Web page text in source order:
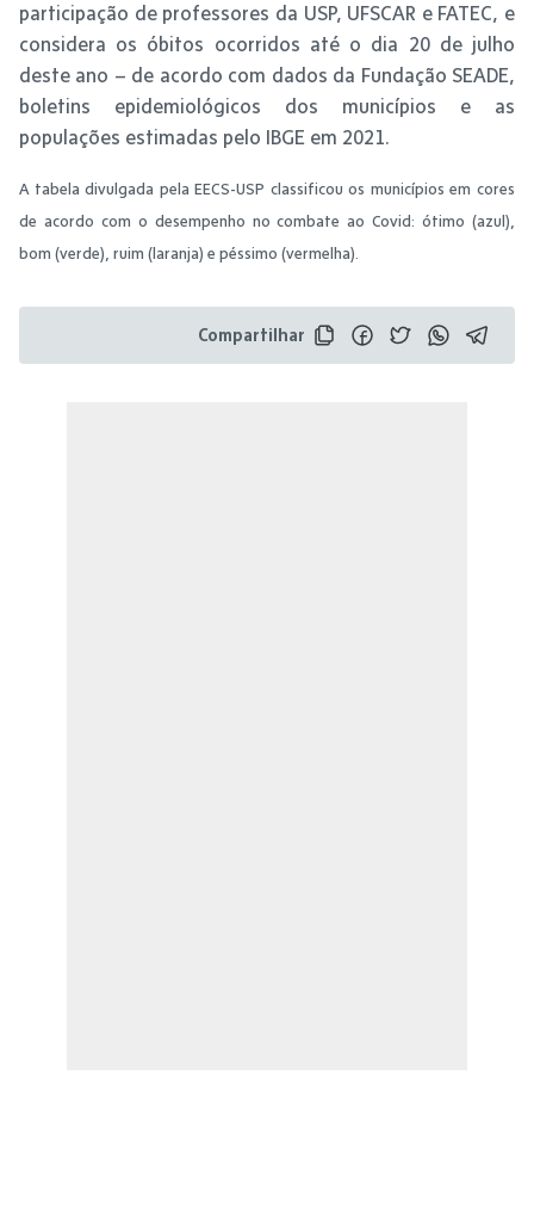
participação de professores da USP, UFSCAR e FATEC, e
considera os óbitos ocorridos até o dia 20 de julho
deste ano – de acordo com dados da Fundação SEADE,
boletins epidemiológicos dos municípios e as
populações estimadas pelo IBGE em 2021.
A tabela divulgada pela EECS-USP classificou os municípios em cores
de acordo com o desempenho no combate ao Covid: ótimo (azul),
bom (verde), ruim (laranja) e péssimo (vermelha).
Compartilhar